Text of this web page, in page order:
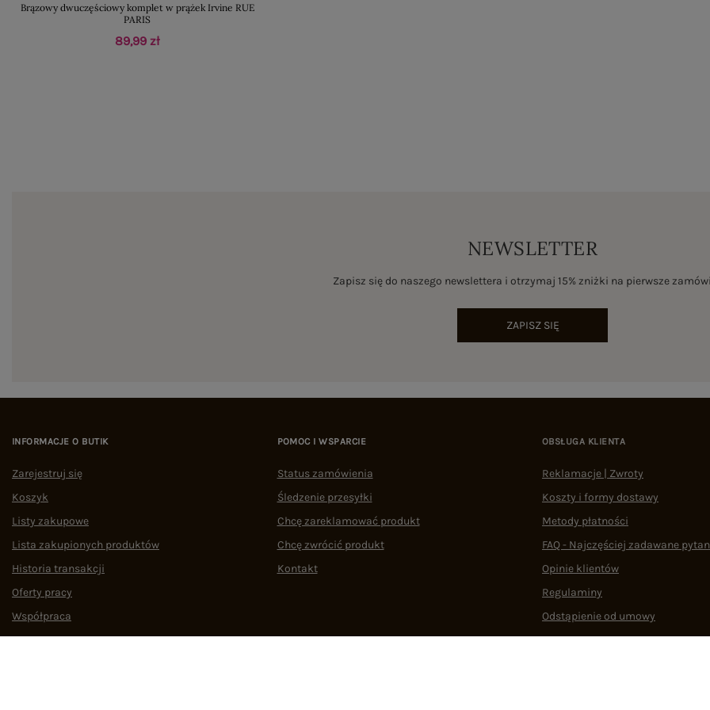
Brązowy dwuczęściowy komplet w prążek Irvine RUE
PARIS
89,99 zł
NEWSLETTER
Zapisz się do naszego newslettera i otrzymaj 15% zniżki na pierwsze
ZAPISZ SIĘ
INFORMACJE O BUTIK
Zarejestruj się
Koszyk
Listy zakupowe
Lista zakupionych produktów
Historia transakcji
Oferty pracy
Współpraca
POMOC I WSPARCIE
Status zamówienia
Śledzenie przesyłki
Chcę zareklamować produkt
Chcę zwrócić produkt
Kontakt
OBSŁUGA KLIENTA
Reklamacje | Zwroty
Koszty i formy dostawy
Metody płatności
FAQ - Najczęściej zadawane
Opinie klientów
Regulaminy
Odstąpienie od umowy